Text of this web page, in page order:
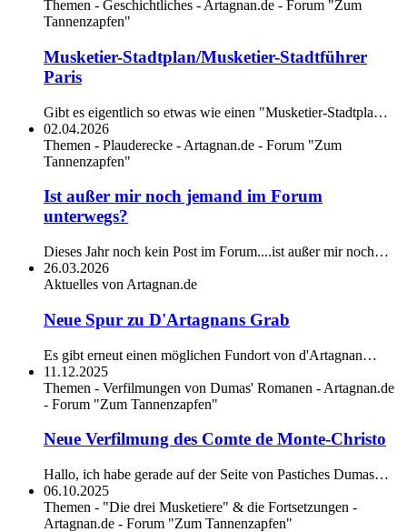
Themen - Geschichtliches - Artagnan.de - Forum "Zum
Tannenzapfen"
Musketier-Stadtplan/Musketier-Stadtführer
Paris
Gibt es eigentlich so etwas wie einen "Musketier-Stadtpla…
02.04.2026
Themen - Plauderecke - Artagnan.de - Forum "Zum
Tannenzapfen"
Ist außer mir noch jemand im Forum
unterwegs?
Dieses Jahr noch kein Post im Forum....ist außer mir noch…
26.03.2026
Aktuelles von Artagnan.de
Neue Spur zu D'Artagnans Grab
Es gibt erneut einen möglichen Fundort von d'Artagnan…
11.12.2025
Themen - Verfilmungen von Dumas' Romanen - Artagnan.de
- Forum "Zum Tannenzapfen"
Neue Verfilmung des Comte de Monte-Christo
Hallo, ich habe gerade auf der Seite von Pastiches Dumas…
06.10.2025
Themen - "Die drei Musketiere" & die Fortsetzungen -
Artagnan.de - Forum "Zum Tannenzapfen"